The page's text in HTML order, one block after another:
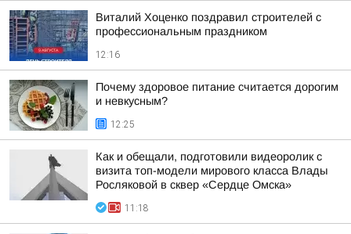
Виталий Хоценко поздравил строителей с
профессиональным праздником
12:16
Почему здоровое питание считается дорогим
и невкусным?
12:25
Как и обещали, подготовили видеоролик с
визита топ-модели мирового класса Влады
Росляковой в сквер «Сердце Омска»
11:18